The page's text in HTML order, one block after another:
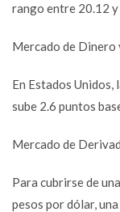
rango entre 20.12
Mercado de Dinero
En Estados Unidos,
sube 2.6 puntos
Mercado de
Para cubrirse de
pesos por dólar,